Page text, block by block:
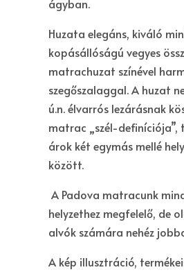
ágyban.
Huzata elegáns, kiváló
kopásállóságú vegyes
matrachuzat színével
szegőszalaggal. A huzat
ú.n. élvarrós lezárásnak
matrac „szél-definíciója”,
árok két egymás mellé
között.
A Padova matracunk
helyzethez megfelelő, de
alvók számára nehéz
A kép illusztráció,